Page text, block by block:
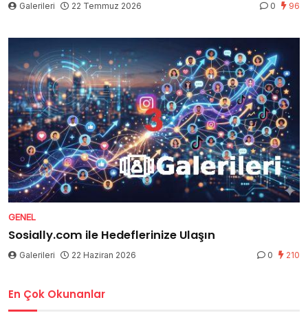
Galerileri 22 Temmuz 2026 0 96
GENEL
Sosially.com ile Hedeflerinize Ulaşın
Galerileri 22 Haziran 2026 0 210
En Çok Okunanlar